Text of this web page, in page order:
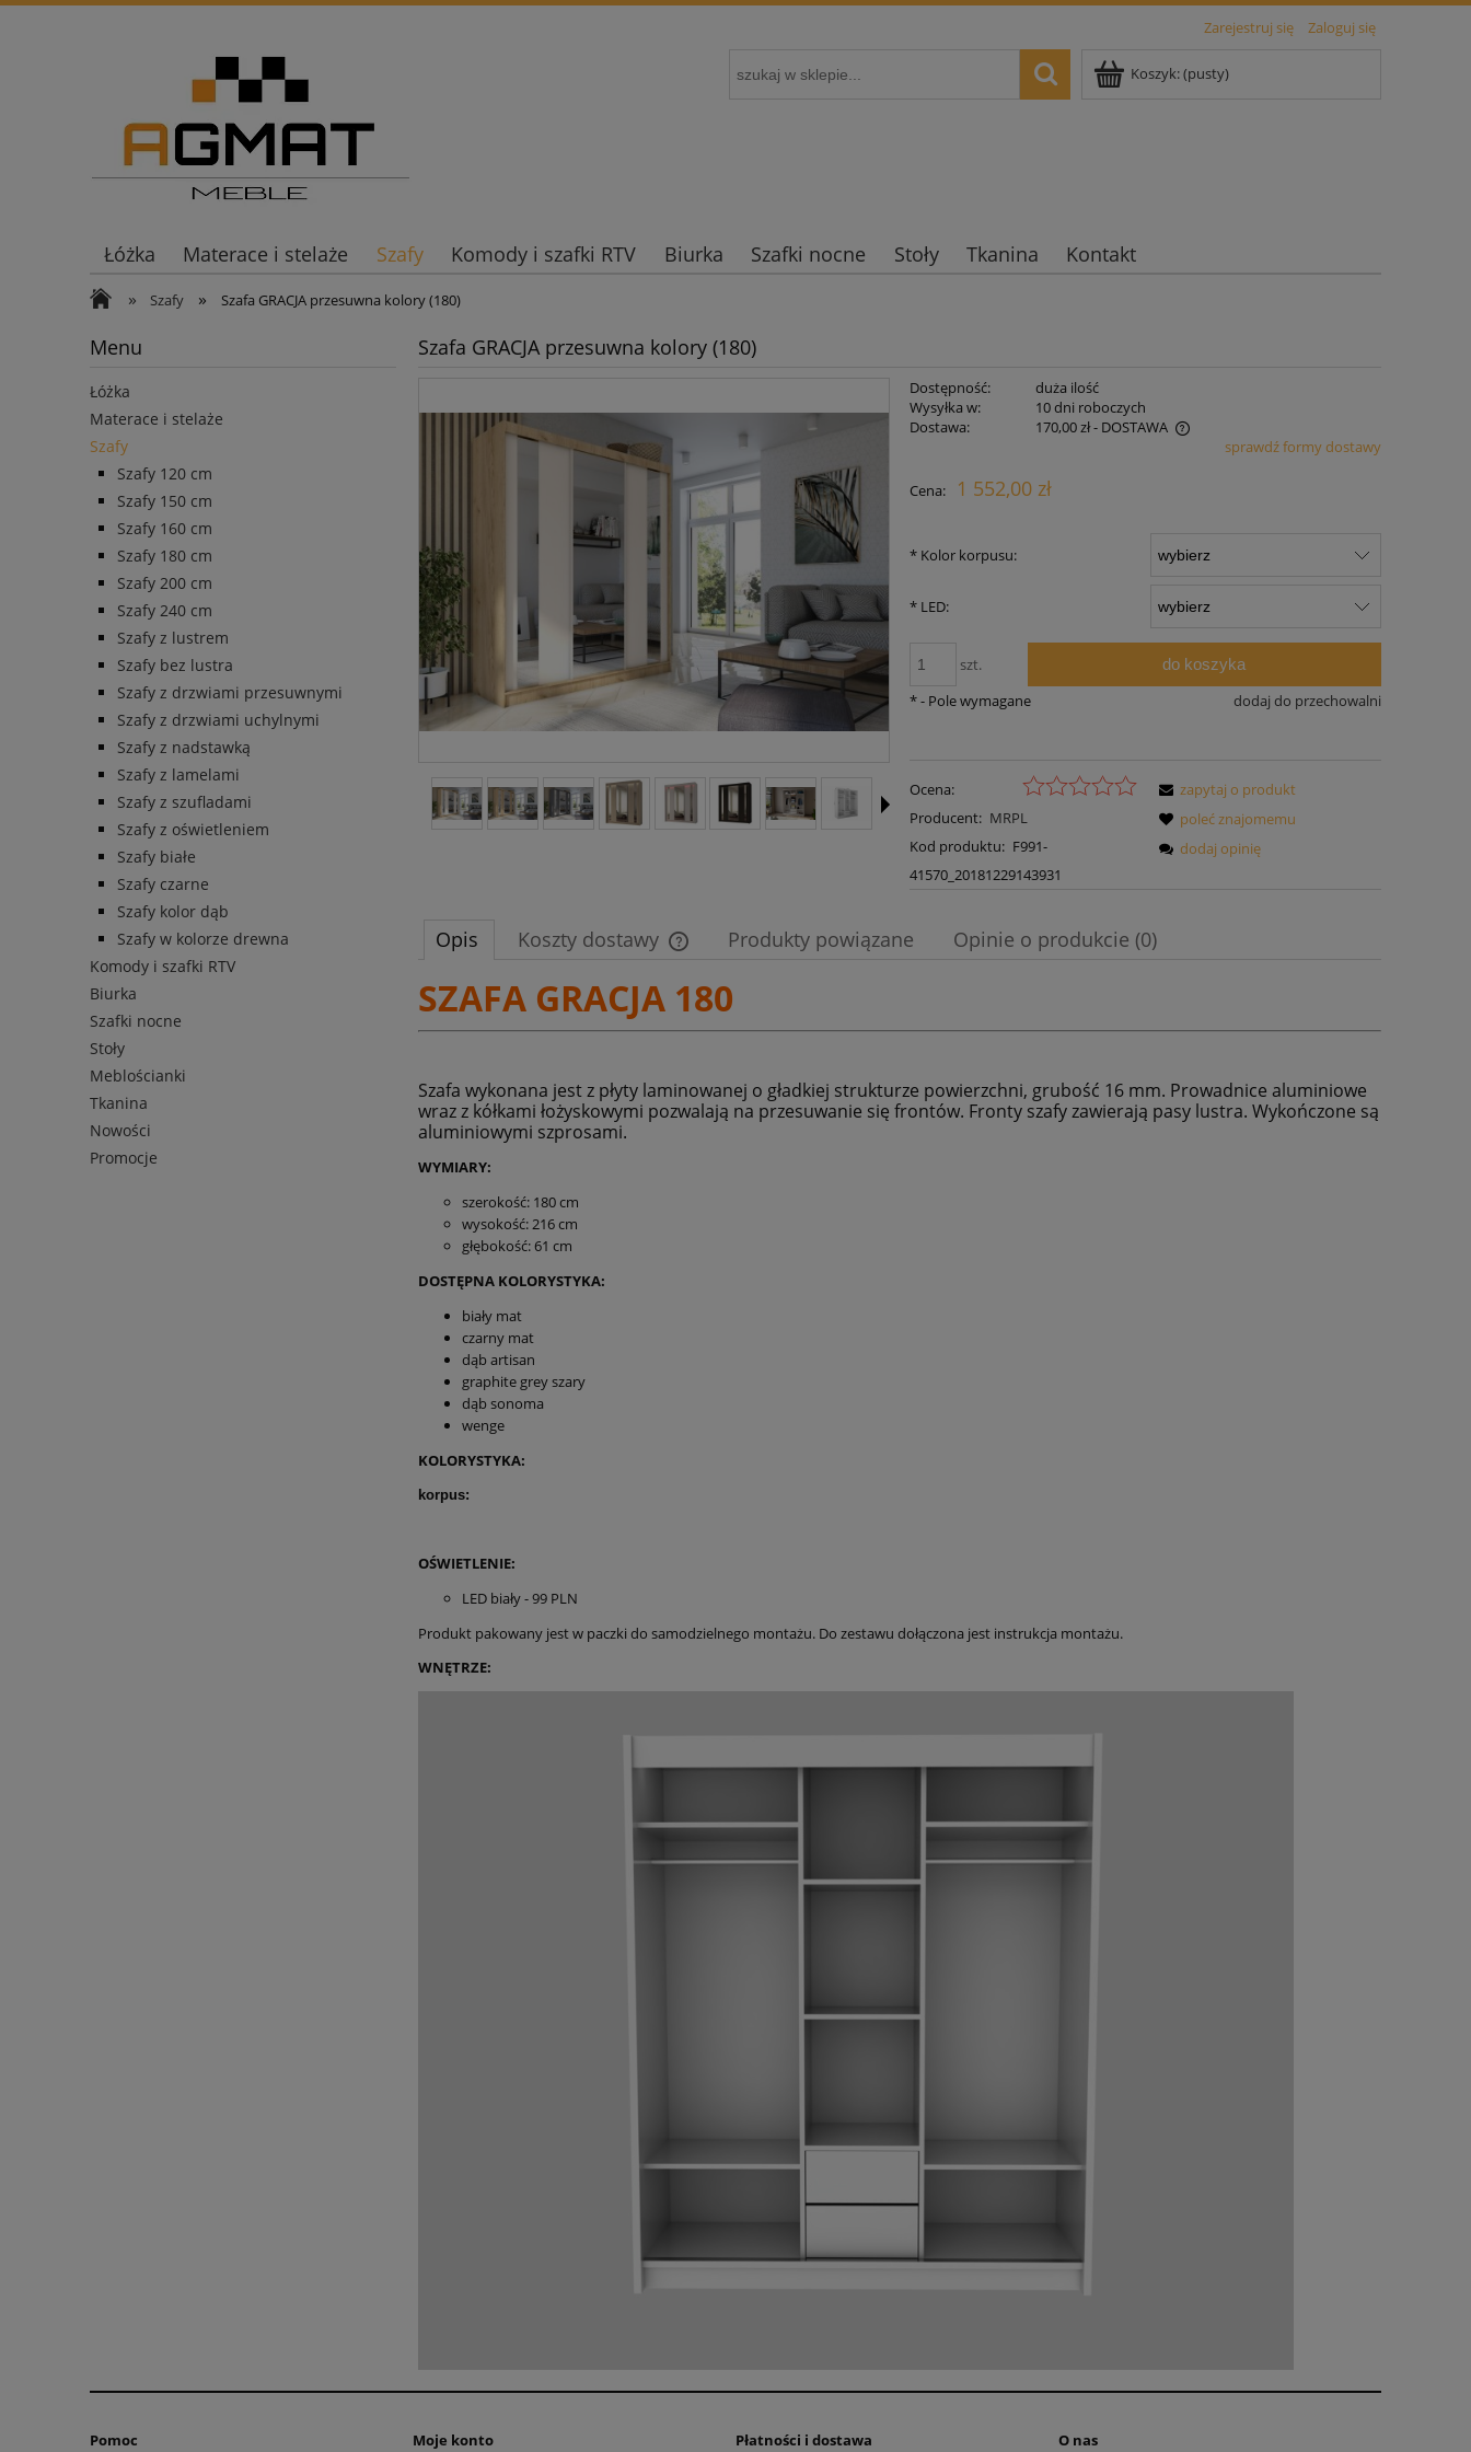
Zarejestruj się Zaloguj się
Koszyk:(pusty)
Łóżka Materace i stelaże Szafy Komody i szafki RTV Biurka Szafki nocne Stoły Tkanina Kontakt
» Szafy » Szafa GRACJA przesuwna kolory (180)
Menu
Łóżka
Materace i stelaże
Szafy
Szafy 120 cm
Szafy 150 cm
Szafy 160 cm
Szafy 180 cm
Szafy 200 cm
Szafy 240 cm
Szafy z lustrem
Szafy bez lustra
Szafy z drzwiami przesuwnymi
Szafy z drzwiami uchylnymi
Szafy z nadstawką
Szafy z lamelami
Szafy z szufladami
Szafy z oświetleniem
Szafy białe
Szafy czarne
Szafy kolor dąb
Szafy w kolorze drewna
Komody i szafki RTV
Biurka
Szafki nocne
Stoły
Meblościanki
Tkanina
Nowości
Promocje
Szafa GRACJA przesuwna kolory (180)
Dostępność:
duża ilość
Wysyłka w:
10 dni roboczych
Dostawa:
170,00 zł- DOSTAWA
płatności
sprawdź formy dostawy
Cena: 1 552,00 zł
* Kolor korpusu:
* LED:
szt. do koszyka
dodaj do przechowalni
*- Pole wymagane
Ocena:
Producent: MRPL
Kod produktu: F991-
41570_20181229143931
zapytaj o produkt
poleć znajomemu
dodaj opinię
Opis Koszty dostawy
Cena nie zawiera ewentualnych kosztów
płatności
Produkty powiązane Opinie o produkcie (0)
SZAFA GRACJA 180
Szafa wykonana jest z płyty laminowanej o gładkiej strukturze powierzchni, grubość 16 mm. Prowadnice aluminiowe
wraz z kółkami łożyskowymi pozwalają na przesuwanie się frontów. Fronty szafy zawierają pasy lustra. Wykończone są
aluminiowymi szprosami.
WYMIARY:
szerokość: 180 cm
wysokość: 216 cm
głębokość: 61 cm
DOSTĘPNA KOLORYSTYKA:
biały mat
czarny mat
dąb artisan
graphite grey szary
dąb sonoma
wenge
KOLORYSTYKA:
korpus:
OŚWIETLENIE:
LED biały - 99 PLN
Produkt pakowany jest w paczki do samodzielnego montażu. Do zestawu dołączona jest instrukcja montażu.
WNĘTRZE:
Pomoc Moje konto Płatności i dostawa O nas